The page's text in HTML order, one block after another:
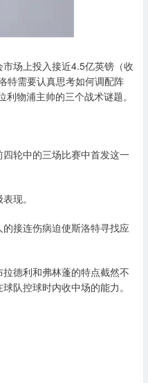
场上投入接近4.5亿英镑（收
特需要认真思考如何调配阵
物浦主帅的三个战术谜题。
轮中的三场比赛中首发这一
现。
接连伤病迫使斯洛特寻找应
德利和弗林蓬的特点截然不
队控球时内收中场的能力。